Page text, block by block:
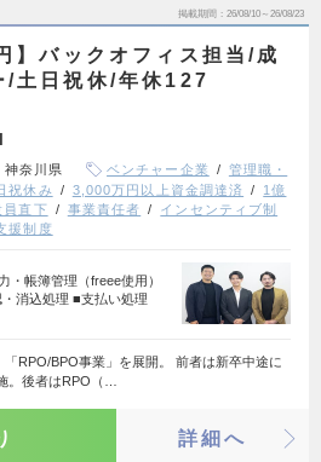
掲載期間 26/08/10～26/08/23
】バックオフィス担当/成
/土日祝休/年休127
神奈川県 ベンチャー企業
管理職・
祝休み 3,000万円以上資金調達済
1億
員直下 事業責任者
インセンティブ制
援制度
・帳簿管理（freee使用）
消込処理 ■支払い処理
「RPO/BPO事業」を展開。 前者は新卒中途に
。後者はRPO（…
詳細へ